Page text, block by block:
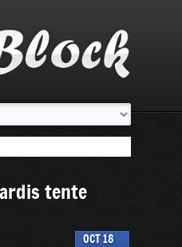
tente
18
OCT